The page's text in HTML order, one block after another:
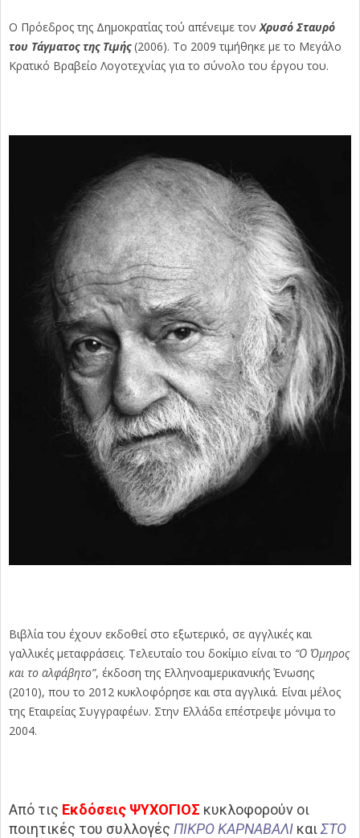
Ο Πρόεδρος της Δημοκρατίας τού απένειμε τονΧρυσό Σταυρό
του Τάγματος της Τιμής(2006). Το 2009 τιμήθηκε με το Μεγάλο
Κρατικό Βραβείο Λογοτεχνίας για το σύνολο του έργου του.
Βιβλία του έχουν εκδοθεί στο εξωτερικό, σε αγγλικές και
γαλλικές μεταφράσεις. Τελευταίο του δοκίμιο είναι το “Ο Όμηρος
και το αλφάβητο”, έκδοση της Ελληνοαμερικανικής Ένωσης
(2010), που το 2012 κυκλοφόρησε και στα αγγλικά. Είναι μέλος
της Εταιρείας Συγγραφέων. Στην Ελλάδα επέστρεψε μόνιμα το
2004.
Από τις Εκδόσεις ΨΥΧΟΓΙΟΣ κυκλοφορούν οι
ποιητικές του συλλογές ΠΙΚΡΟ ΚΑΡΝΑΒΑΛΙ καιΣΤΟ